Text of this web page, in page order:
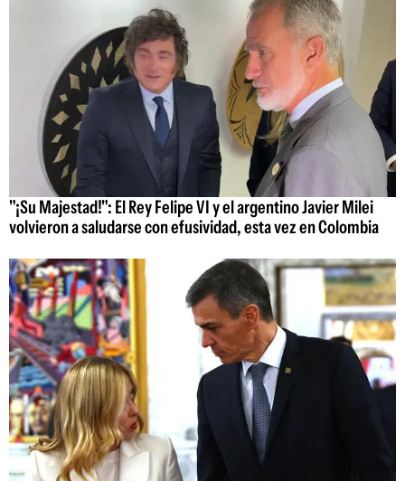
"¡Su Majestad!": El Rey Felipe VI y el argentino Javier Milei
volvieron a saludarse con efusividad, esta vez en Colombia